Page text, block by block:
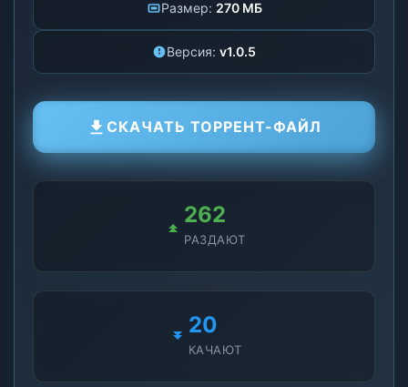
Размер: 270 МБ
Версия: v1.0.5
СКАЧАТЬ ТОРРЕНТ-ФАЙЛ
262
РАЗДАЮТ
20
КАЧАЮТ